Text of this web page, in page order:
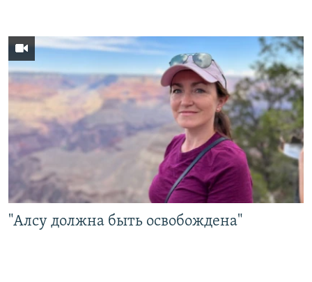
"Алсу должна быть освобождена"